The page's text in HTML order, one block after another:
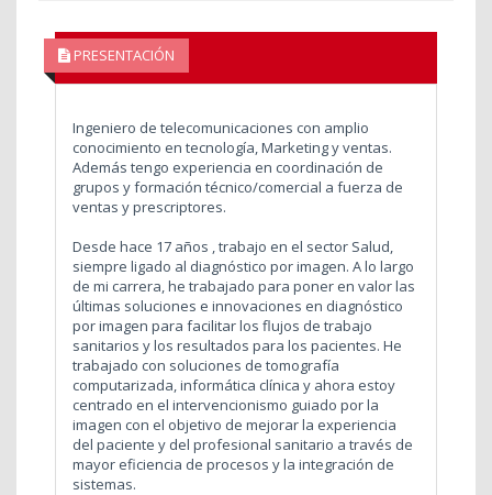
PRESENTACIÓN
Ingeniero de telecomunicaciones con amplio
conocimiento en tecnología, Marketing y ventas.
Además tengo experiencia en coordinación de
grupos y formación técnico/comercial a fuerza de
ventas y prescriptores.
Desde hace 17 años , trabajo en el sector Salud,
siempre ligado al diagnóstico por imagen. A lo largo
de mi carrera, he trabajado para poner en valor las
últimas soluciones e innovaciones en diagnóstico
por imagen para facilitar los flujos de trabajo
sanitarios y los resultados para los pacientes. He
trabajado con soluciones de tomografía
computarizada, informática clínica y ahora estoy
centrado en el intervencionismo guiado por la
imagen con el objetivo de mejorar la experiencia
del paciente y del profesional sanitario a través de
mayor eficiencia de procesos y la integración de
sistemas.